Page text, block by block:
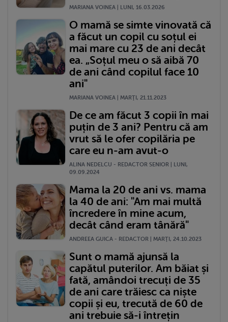
MARIANA VOINEA | LUNI, 16.03.2026
O mamă se simte vinovată că
a făcut un copil cu soțul ei
mai mare cu 23 de ani decât
ea. „Soțul meu o să aibă 70
de ani când copilul face 10
ani"
MARIANA VOINEA | MARŢI, 21.11.2023
De ce am făcut 3 copii în mai
puțin de 3 ani? Pentru că am
vrut să le ofer copilăria pe
care eu n-am avut-o
ALINA NEDELCU - REDACTOR SENIOR | LUNI,
09.09.2024
Mama la 20 de ani vs. mama
la 40 de ani: "Am mai multă
încredere în mine acum,
decât când eram tânără"
ANDREEA GUICA - REDACTOR | MARŢI, 24.10.2023
Sunt o mamă ajunsă la
capătul puterilor. Am băiat și
fată, amândoi trecuți de 35
de ani care trăiesc ca niște
copii și eu, trecută de 60 de
ani trebuie să-i întrețin